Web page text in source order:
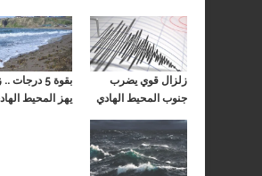
زلزال قوي يضرب
جنوب المحيط الهادي
بقوة 5
يهز المحيط